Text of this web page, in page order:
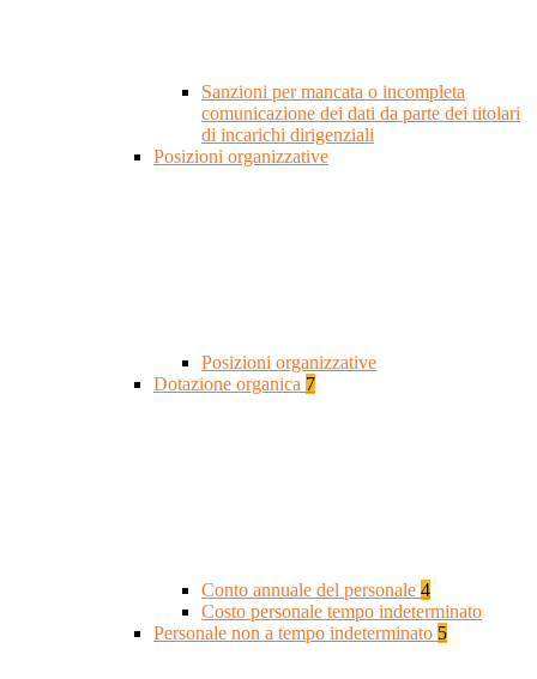
Sanzioni per mancata o incompleta
comunicazione dei dati da parte dei titolari
di incarichi dirigenziali
Posizioni organizzative
Posizioni organizzative
Dotazione organica 7
Conto annuale del personale 4
Costo personale tempo indeterminato
Personale non a tempo indeterminato 5